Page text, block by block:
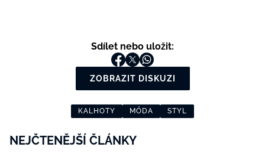
Sdílet nebo uložit:
ZOBRAZIT DISKUZI
KALHOTY MÓDA STYL
NEJČTENĚJŠÍ ČLÁNKY